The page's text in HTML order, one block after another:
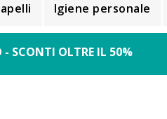
Igiene personale
- SCONTI OLTRE IL 50%